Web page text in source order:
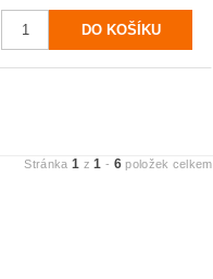
Stránka1 z1 - 6položek celkem